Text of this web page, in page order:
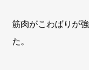
筋肉がこわばりが
た。